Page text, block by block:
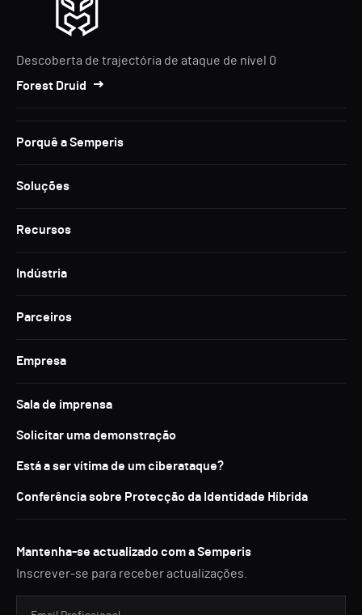
Descoberta de trajectória de ataque de nível 0
Forest Druid
Porquê a Semperis
Soluções
Recursos
Indústria
Parceiros
Empresa
Sala de imprensa
Solicitar uma demonstração
Está a ser vítima de um ciberataque?
Conferência sobre Protecção da Identidade Híbrida
Mantenha-se actualizado com a Semperis
Inscrever-se para receber actualizações.